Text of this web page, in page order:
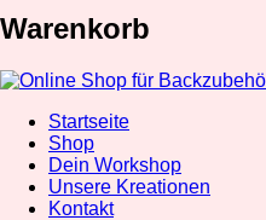
Warenkorb
Startseite
Shop
Dein Workshop
Unsere Kreationen
Kontakt